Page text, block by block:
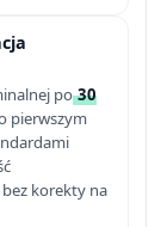
po30
pierwszym
korekty na